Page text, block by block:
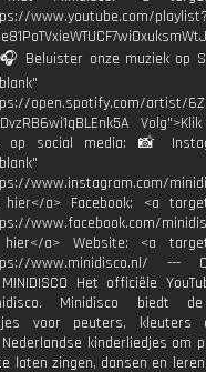
www.youtube.com/
Beluister onze muziek op
open.spotify.com/artist/
op social media: 📸
www.instagram.com/
a> Facebook: <a
www.facebook.com/
a> Website: <a
www.minidisco.nl/ ---
Het officiële
Minidisco biedt
voor peuters, kleuters
Nederlandse kinderliedjes om
laten zingen, dansen en